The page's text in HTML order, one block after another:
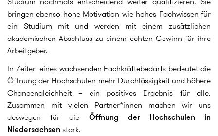
bringen ebenso hohe Motivation wie hohes Fachwissen für
ein Studium mit und werden mit einem zusätzlichen
akademischen Abschluss zu einem echten Gewinn für ihre
Arbeitgeber.
In Zeiten eines wachsenden Fachkräftebedarfs bedeutet die
Öffnung der Hochschulen mehr Durchlässigkeit und höhere
Chancengleichheit – ein positives Ergebnis für alle.
Zusammen mit vielen Partner*innen machen wir uns
deswegen für die Öffnung der Hochschulen in
Niedersachsen stark.